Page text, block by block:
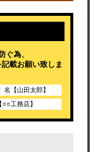
ぐ為、
記載お願い致しま
【山田太郎】
工務店】